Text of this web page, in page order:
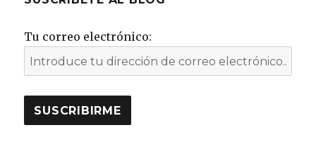
Tu correo electrónico: